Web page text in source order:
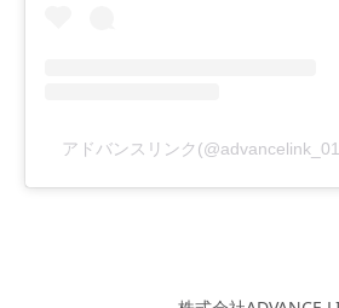
アドバンスリンク